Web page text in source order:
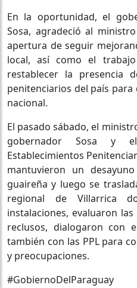
En la oportunidad, el
Sosa, agradeció al
apertura de seguir
local, así como el
restablecer la presencia
penitenciarios del país
nacional.
El pasado sábado, el
gobernador Sosa y
Establecimientos
mantuvieron un
guaireña y luego se
regional de Villarrica
instalaciones, evaluaron
reclusos, dialogaron con
también con las PPL para
y preocupaciones.
#GobiernoDelParaguay